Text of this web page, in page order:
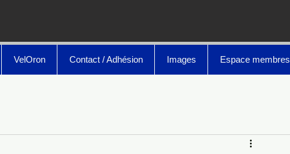
VelOron Contact / Adhésion Images Espace membres